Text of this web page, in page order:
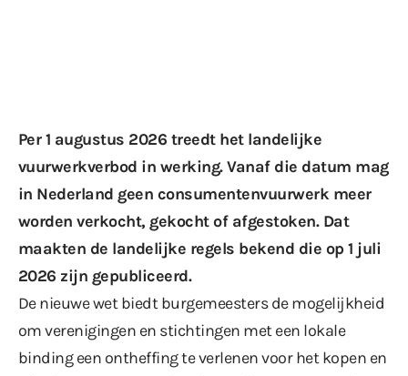
Per 1 augustus 2026 treedt het landelijke
vuurwerkverbod in werking. Vanaf die datum mag
in Nederland geen consumentenvuurwerk meer
worden verkocht, gekocht of afgestoken. Dat
maakten de landelijke regels bekend die op 1 juli
2026 zijn gepubliceerd.
De nieuwe wet biedt burgemeesters de mogelijkheid
om verenigingen en stichtingen met een lokale
binding een ontheffing te verlenen voor het kopen en